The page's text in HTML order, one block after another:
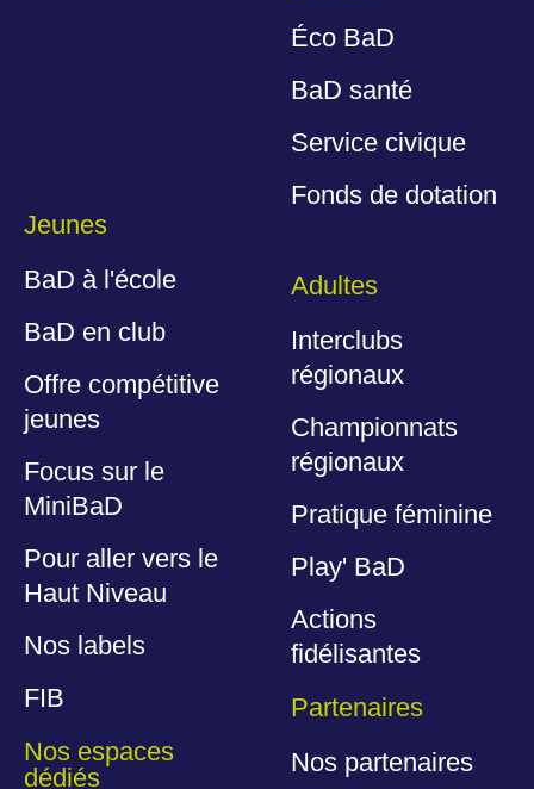
Éco BaD
BaD santé
Service civique
Fonds de dotation
Jeunes
BaD à l'école
BaD en club
Offre compétitive
jeunes
Focus sur le
MiniBaD
Pour aller vers le
Haut Niveau
Nos labels
FIB
Nos espaces
dédiés
Adultes
Interclubs
régionaux
Championnats
régionaux
Pratique féminine
Play' BaD
Actions
fidélisantes
Partenaires
Nos partenaires